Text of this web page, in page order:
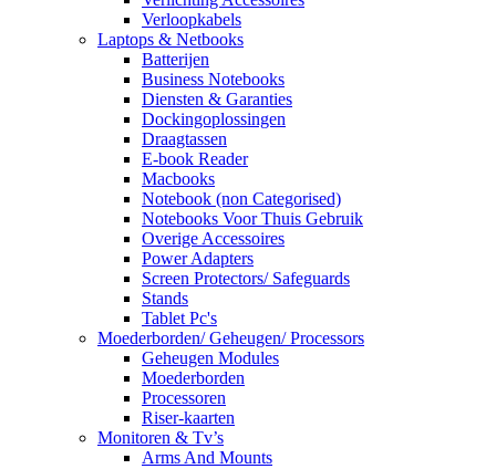
Verloopkabels
Laptops & Netbooks
Batterijen
Business Notebooks
Diensten & Garanties
Dockingoplossingen
Draagtassen
E-book Reader
Macbooks
Notebook (non Categorised)
Notebooks Voor Thuis Gebruik
Overige Accessoires
Power Adapters
Screen Protectors/ Safeguards
Stands
Tablet Pc's
Moederborden/ Geheugen/ Processors
Geheugen Modules
Moederborden
Processoren
Riser-kaarten
Monitoren & Tv’s
Arms And Mounts